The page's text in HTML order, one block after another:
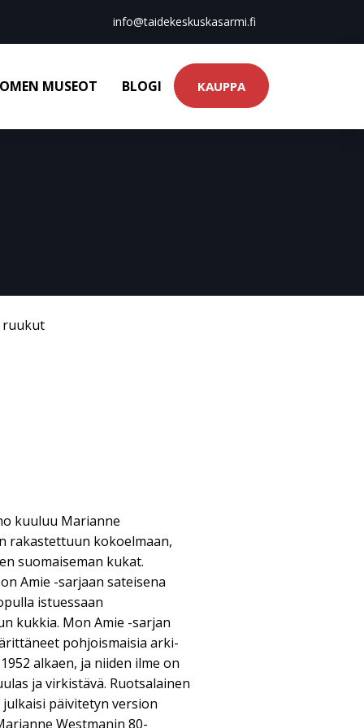
info@taidekeskuskasarmi.fi
MUSEOT BLOGI KAUPPA
ruukut
kuuluu Marianne
rakastettuun kokoelmaan,
suomaiseman kukat.
Amie -sarjaan sateisena
istuessaan
kukkia. Mon Amie -sarjan
pohjoismaisia arki-
alkaen, ja niiden ilme on
ja virkistävä. Ruotsalainen
päivitetyn version
Westmanin 80-